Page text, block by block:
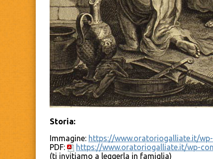
Storia:
Immagine: https://www.oratoriogalliate.it/
PDF:
https://www.oratoriogalliate.it/wp-
(ti invitiamo a leggerla in famiglia)